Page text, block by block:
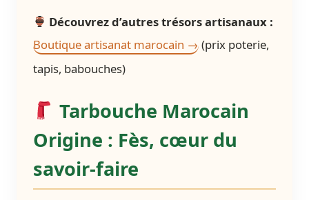
Découvrez d’autres trésors artisanaux :
Boutique artisanat marocain →(prix poterie,
tapis, babouches)
Tarbouche Marocain
Origine : Fès, cœur du
savoir-faire